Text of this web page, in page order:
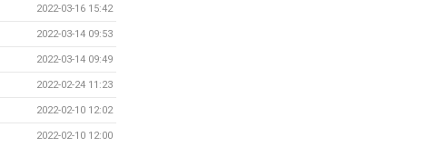
2022-03-16 15:42
2022-03-14 09:53
2022-03-14 09:49
2022-02-24 11:23
2022-02-10 12:02
2022-02-10 12:00